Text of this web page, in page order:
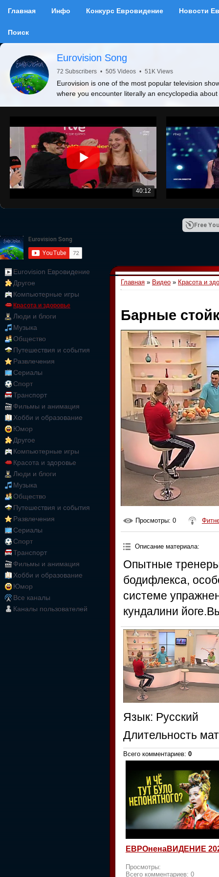
Главная Инфо Конкурс Евровидение Новости
Поиск
Eurovision Song
72 Subscribers • 505 Videos • 51K Views
Eurovision is one of the most popular television
where you encounter literally an encyclopedia
40:12
Free
Eurovision Евровидение
Другое
Компьютерные игры
Красота и здоровье
Люди и блоги
Музыка
Общество
Путешествия и события
Развлечения
Сериалы
Спорт
Транспорт
Фильмы и анимация
Хобби и образование
Юмор
Другое
Компьютерные игры
Красота и здоровье
Люди и блоги
Музыка
Общество
Путешествия и события
Развлечения
Сериалы
Спорт
Транспорт
Фильмы и анимация
Хобби и образование
Юмор
Все каналы
Каналы пользователей
Главная » Видео » Красота и
Барные
Просмотры: 0
Описание материала:
Опытные
бодифлекса,
системе
кундалини
Язык: Русский
Длительность
Всего комментариев: 0
ЕВРОненаВИДЕНИЕ
Просмотры:
Всего комментариев: 0